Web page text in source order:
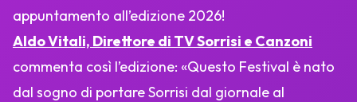
appuntamento all’edizione 2026!
Aldo Vitali, Direttore di TV Sorrisi e Canzoni
commenta così l’edizione: «Questo Festival è nato
dal sogno di portare Sorrisi dal giornale al